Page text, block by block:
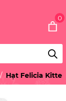
0
Hạt Felicia